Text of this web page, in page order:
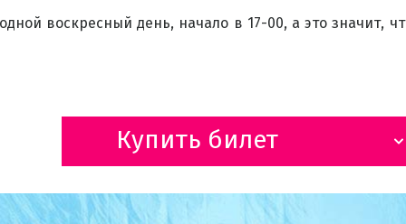
воскресный день, начало в 17-00, а это значит,
Купить билет